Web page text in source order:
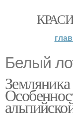
Белый
Земляника